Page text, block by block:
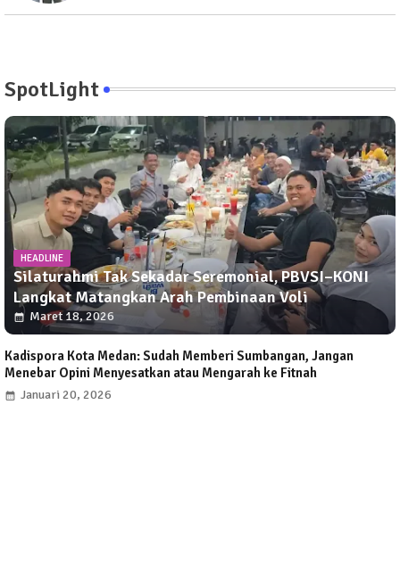
SpotLight
HEADLINE
Silaturahmi Tak Sekadar Seremonial, PBVSI–KONI
Langkat Matangkan Arah Pembinaan Voli
Maret 18, 2026
Kadispora Kota Medan: Sudah Memberi Sumbangan, Jangan
Menebar Opini Menyesatkan atau Mengarah ke Fitnah
Januari 20, 2026